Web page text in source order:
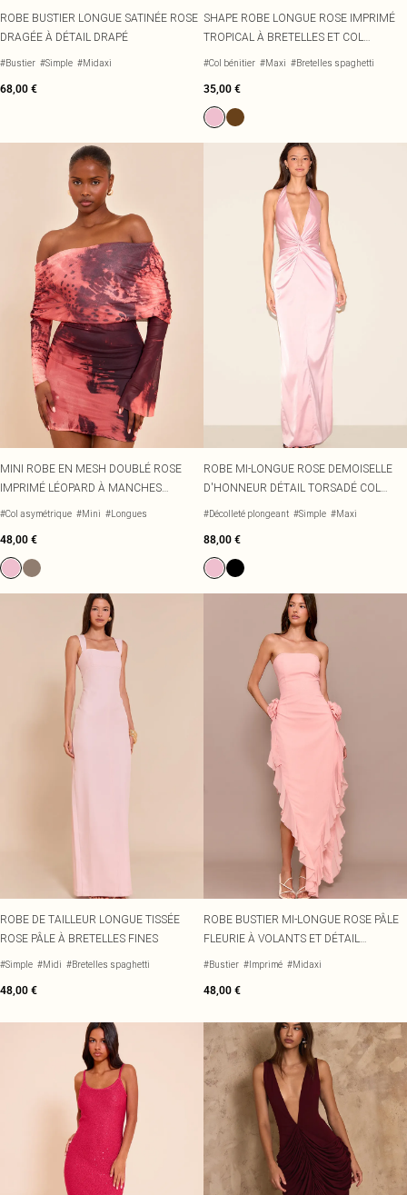
ROBE BUSTIER LONGUE SATINÉE ROSE
DRAGÉE À DÉTAIL DRAPÉ
#Bustier #Simple #Midaxi
68,00 €
SHAPE ROBE LONGUE ROSE IMPRIMÉ
TROPICAL À BRETELLES ET COL
BÉNITIER
#Col bénitier #Maxi #Bretelles spaghetti
35,00 €
MINI ROBE EN MESH DOUBLÉ ROSE
IMPRIMÉ LÉOPARD À MANCHES
LONGUES
#Col asymétrique #Mini #Longues
48,00 €
ROBE MI-LONGUE ROSE DEMOISELLE
D'HONNEUR DÉTAIL TORSADÉ COL
HALTER MATIÈRE SATINÉE
#Décolleté plongeant #Simple #Maxi
88,00 €
ROBE DE TAILLEUR LONGUE TISSÉE
ROSE PÂLE À BRETELLES FINES
#Simple #Midi #Bretelles spaghetti
48,00 €
ROBE BUSTIER MI-LONGUE ROSE PÂLE
FLEURIE À VOLANTS ET DÉTAIL
CORSAGE
#Bustier #Imprimé #Midaxi
48,00 €